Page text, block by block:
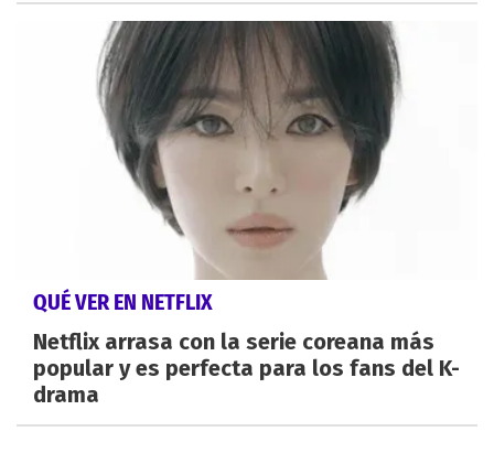
QUÉ VER EN NETFLIX
Netflix arrasa con la serie coreana más
popular y es perfecta para los fans del K-
drama